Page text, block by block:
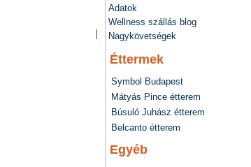
|
Adatok
Wellness szállás blog
Nagykövetségek
Éttermek
Symbol Budapest
Mátyás Pince étterem
Búsuló Juhász étterem
Belcanto étterem
Egyéb